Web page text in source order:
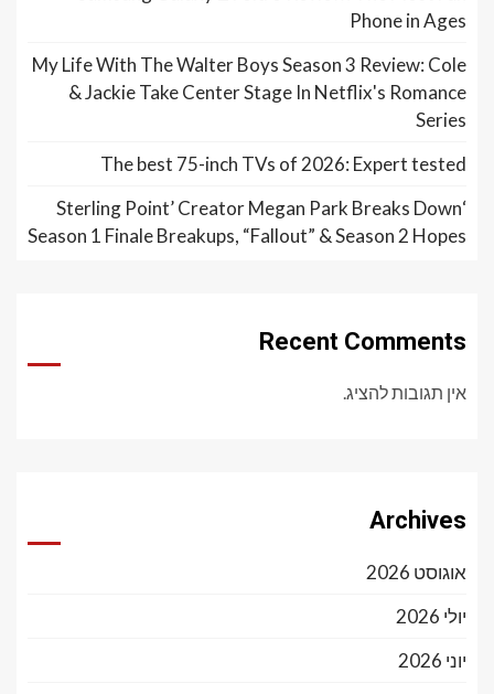
Phone in Ages
My Life With The Walter Boys Season 3 Review: Cole
& Jackie Take Center Stage In Netflix's Romance
Series
The best 75-inch TVs of 2026: Expert tested
‘Sterling Point’ Creator Megan Park Breaks Down
Season 1 Finale Breakups, “Fallout” & Season 2 Hopes
Recent Comments
אין תגובות להציג.
Archives
אוגוסט 2026
יולי 2026
יוני 2026